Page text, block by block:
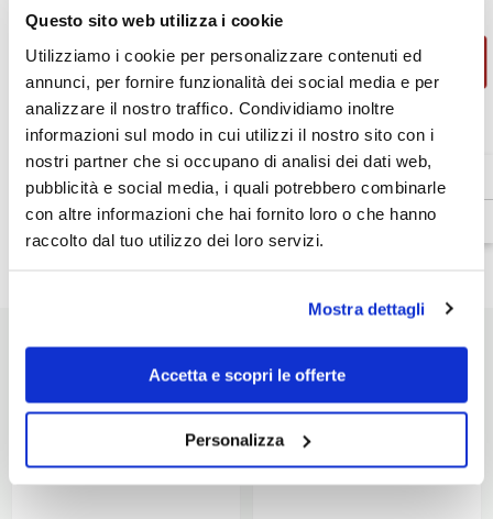
Questo sito web utilizza i cookie
Utilizziamo i cookie per personalizzare contenuti ed
annunci, per fornire funzionalità dei social media e per
analizzare il nostro traffico. Condividiamo inoltre
informazioni sul modo in cui utilizzi il nostro sito con i
nostri partner che si occupano di analisi dei dati web,
pubblicità e social media, i quali potrebbero combinarle
con altre informazioni che hai fornito loro o che hanno
raccolto dal tuo utilizzo dei loro servizi.
Mostra dettagli
Accetta e scopri le offerte
Personalizza
per
T.UR
-
TR-
P
HYDROSCUD®
Guanti
Estivi
Grigio
Chiaro
per
-
TR-
P
HYDROSCUD®
Guanti
Estivi
Grigio
Chiaro
Totale parziale: €88,38
AGGIUNGI AL CARRELLO
Venditore:
T.UR
Disponibilità:
In magazzino
Tipo di prodotto:
Guanti
POTREBBE INTERESSARTI